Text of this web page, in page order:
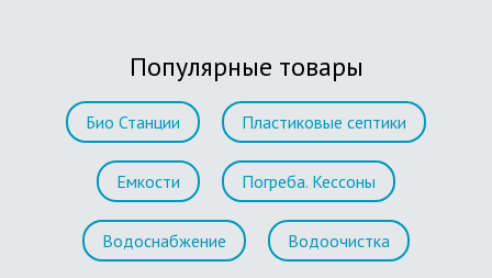
Популярные товары
Био Станции Пластиковые септики
Емкости Погреба. Кессоны
Водоснабжение Водоочистка